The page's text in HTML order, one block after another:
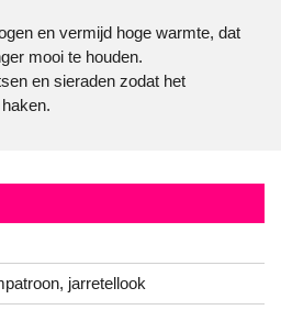
en vermijd hoge warmte, dat
mooi te houden.
en sieraden zodat het
jarretellook